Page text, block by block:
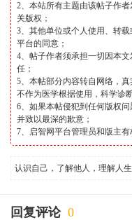
2、本站所有主题由该帖子作
关版权；
3、其他单位或个人使用、转
平台的同意；
4、帖子作者须承担一切因本
任；
5、本帖部分内容转自网络，
不作为医学根据使用，科学诊
6、如果本帖侵犯到任何版权
并致以最深的歉意；
7、启智网平台管理员和版主
认识自己，了解他人，理解人生
回复评论 0